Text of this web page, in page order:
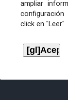
ampliar
click en "Leer"
Documentación
Volver á